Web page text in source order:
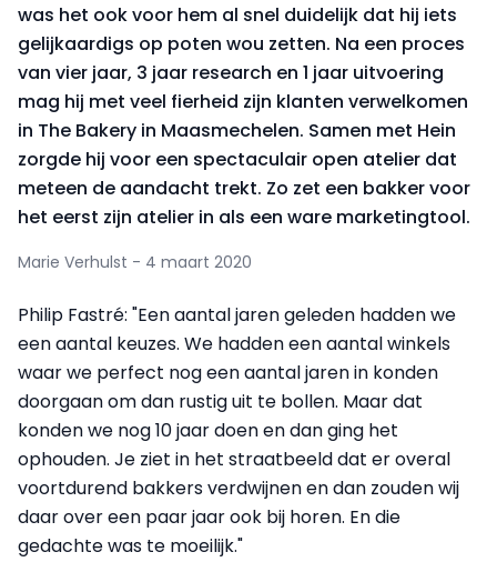
was het ook voor hem al snel duidelijk dat hij iets
gelijkaardigs op poten wou zetten. Na een proces
van vier jaar, 3 jaar research en 1 jaar uitvoering
mag hij met veel fierheid zijn klanten verwelkomen
in The Bakery in Maasmechelen. Samen met Hein
zorgde hij voor een spectaculair open atelier dat
meteen de aandacht trekt. Zo zet een bakker voor
het eerst zijn atelier in als een ware marketingtool.
Marie Verhulst - 4 maart 2020
Philip Fastré: "Een aantal jaren geleden hadden we
een aantal keuzes. We hadden een aantal winkels
waar we perfect nog een aantal jaren in konden
doorgaan om dan rustig uit te bollen. Maar dat
konden we nog 10 jaar doen en dan ging het
ophouden. Je ziet in het straatbeeld dat er overal
voortdurend bakkers verdwijnen en dan zouden wij
daar over een paar jaar ook bij horen. En die
gedachte was te moeilijk."